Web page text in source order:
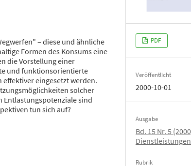
– diese und ähnliche
Formen des Konsums eine
die Vorstellung einer
und funktionsorientierte
eingesetzt werden.
solcher
Entlastungs­potenziale sind
tun sich auf?
PDF
Veröffentlicht
2000-10-01
Ausgabe
Bd. 15 Nr. 5
Dienstleistungen
Rubrik